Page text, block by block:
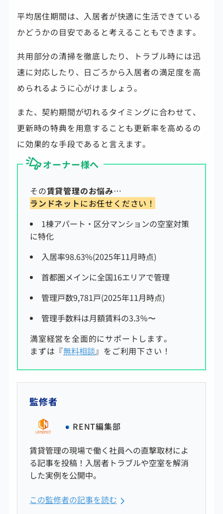
平均居住期間は、入居者が快適に生活できている
かどうかの目安であると考えることもできます。
共用部分の清掃を徹底したり、トラブル時には迅
速に対応したり、日ごろから入居者の満足度を高
められるように心がけましょう。
また、契約期間が切れるタイミングに合わせて、
更新時の特典を用意することも更新率を高めるの
に効果的な手段であると言えます。
オーナー様へ
その賃貸管理のお悩み…
ランドネット にお任せください！
1棟アパート・区分マンションの空室対策
に特化
入居率98.63%(2025年11月時点)
首都圏メインに全国16エリアで管理
管理戸数9,781戸(2025年11月時点)
管理手数料は月額賃料の3.3％〜
満室経営を全面的にサポートします。
まずは『無料相談』をご利用下さい！
監修者
RENT編集部
賃貸管理の現場で働く社員への直撃取材によ
る記事を投稿！入居者トラブルや空室を解消
した実例を公開中。
この監修者の記事を読む